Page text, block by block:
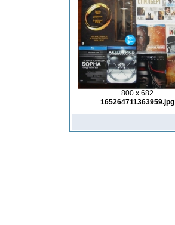
800 x 682
165264711363959.jpg